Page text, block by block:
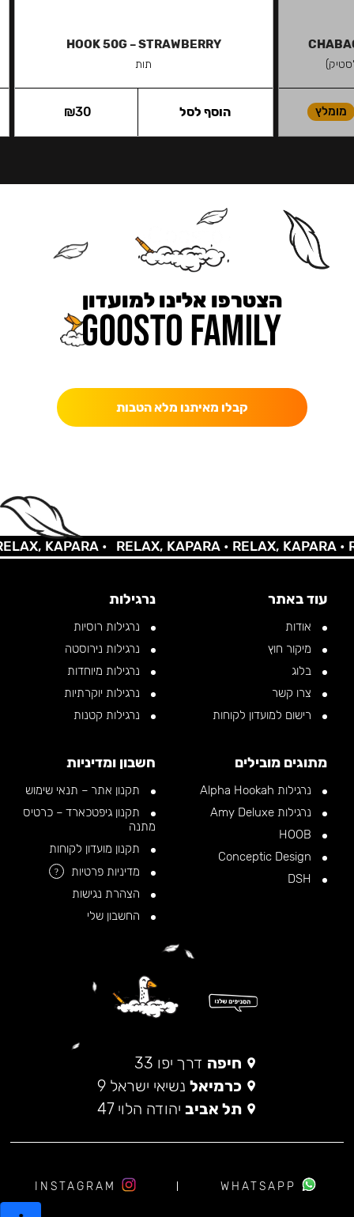
מומלץ
HOOK 50G – STRAWBERRY
תות
₪30 הוסף לסל
הצטרפו אלינו למועדון
קבלו מאיתנו מלא הטבות
KAPARA • RELAX, KAPARA •RELAX, KAPARA •
עוד באתר
אודות
מיקור חוץ
בלוג
צרו קשר
רישום למועדון לקוחות
נרגילות
נרגילות רוסיות
נרגילות נירוסטה
נרגילות מיוחדות
נרגילות יוקרתיות
נרגילות קטנות
מתוגים מובילים
נרגילות Alpha Hookah
נרגילות Amy Deluxe
חשבון ומדיניות
תקנון אתר – תנאי שימוש
תקנון גיפטכארד – כרטיס
מתנה
תקנון מועדון לקוחות
מדיניות פרטיות
?
הצהרת נגישות
החשבון שלי
חיפה דרך יפו 33
כרמיאל נשיאי ישראל 9
תל אביב יהודה הלוי 47
WHATSAPP
INSTAGRAM